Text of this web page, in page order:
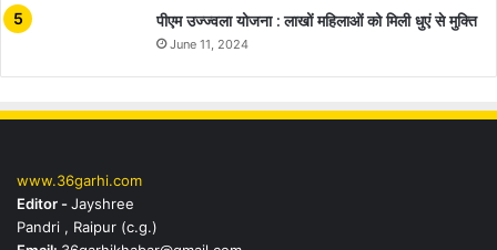
पीएम उज्ज्वला योजना : लाखों महिलाओं को मिली धुएं से मुक्ति
June 11, 2024
www.36garhi.com
Editor -Jayshree
Pandri , Raipur (c.g.)